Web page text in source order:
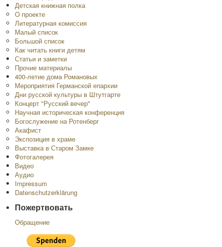
Детская книжная полка
O проекте
Литературная комиссия
Малый список
Большой список
Как читать книги детям
Статьи и заметки
Прочие материалы
400-летие дома Романовых
Мероприятия Германской епархии
Дни русской культуры в Штутгарте
Концерт "Русский вечер"
Научная историческая конференция
Богослужение на Ротенберг
Акафист
Экспозиция в храме
Выставка в Старом Замке
Фотогалерея
Видео
Аудио
Impressum
Datenschutzerklärung
Пожертвовать
Обращение